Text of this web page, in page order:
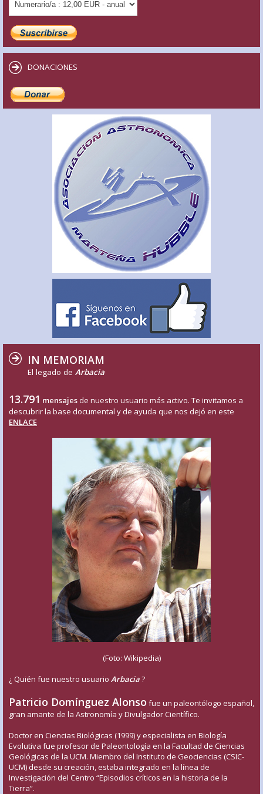
DONACIONES
IN MEMORIAM
El legado de Arbacia
13.791 mensajes de nuestro usuario más activo. Te invitamos a
descubrir la base documental y de ayuda que nos dejó en este
ENLACE
(Foto: Wikipedia)
¿ Quién fue nuestro usuario Arbacia?
Patricio Domínguez Alonso fue un paleontólogo español,
gran amante de la Astronomía y Divulgador Científico.
Doctor en Ciencias Biológicas (1999) y especialista en Biología
Evolutiva fue profesor de Paleontología en la Facultad de Ciencias
Geológicas de la UCM. Miembro del Instituto de Geociencias (CSIC-
UCM) desde su creación, estaba integrado en la línea de
Investigación del Centro “Episodios críticos en la historia de la
Tierra”.